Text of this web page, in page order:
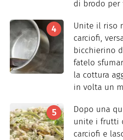
di brodo
Unite il riso
carciofi,
bicchierino
fatelo
la cottura
in volta un
Dopo una
unite i frutti
carciofi e